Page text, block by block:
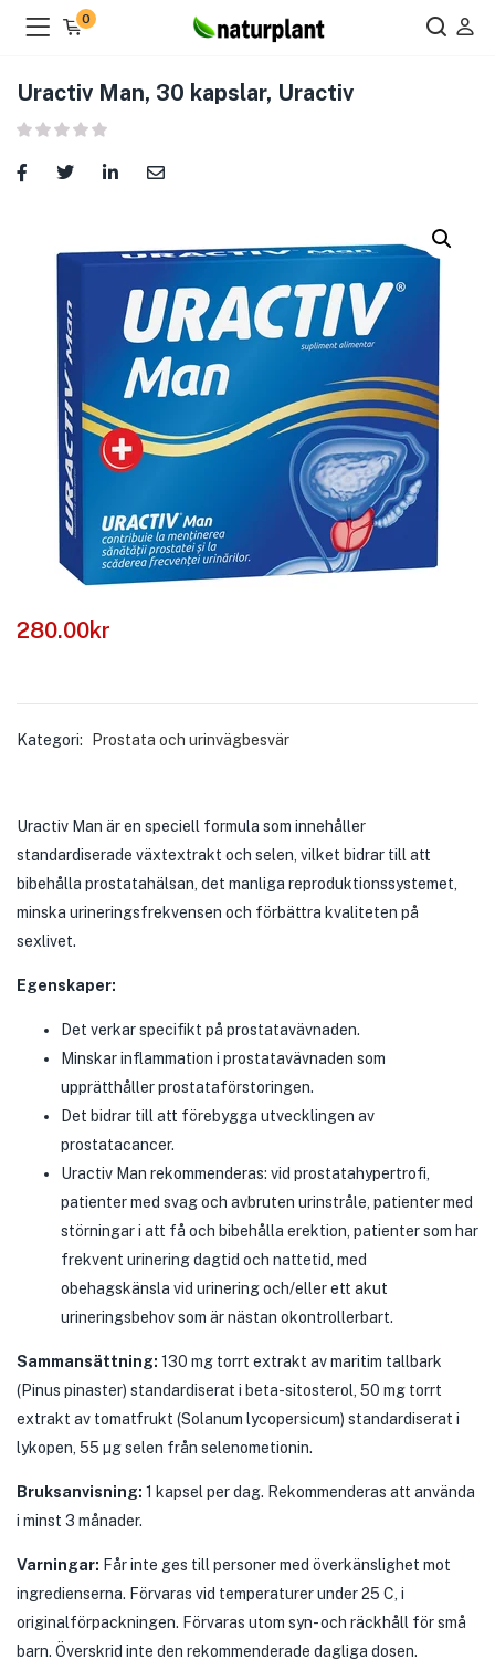
)
0
Uractiv Man, 30 kapslar, Uractiv
280.00kr
Kategori: Prostata och urinvägbesvär
Uractiv Man är en speciell formula som innehåller
standardiserade växtextrakt och selen, vilket bidrar till att
bibehålla prostatahälsan, det manliga reproduktionssystemet,
minska urineringsfrekvensen och förbättra kvaliteten på
sexlivet.
Egenskaper:
Det verkar specifikt på prostatavävnaden.
Minskar inflammation i prostatavävnaden som
upprätthåller prostataförstoringen.
Det bidrar till att förebygga utvecklingen av
prostatacancer.
Uractiv Man rekommenderas: vid prostatahypertrofi,
patienter med svag och avbruten urinstråle, patienter med
störningar i att få och bibehålla erektion, patienter som har
frekvent urinering dagtid och nattetid, med
obehagskänsla vid urinering och/eller ett akut
urineringsbehov som är nästan okontrollerbart.
Sammansättning: 130 mg torrt extrakt av maritim tallbark
(Pinus pinaster) standardiserat i beta-sitosterol, 50 mg torrt
extrakt av tomatfrukt (Solanum lycopersicum) standardiserat i
lykopen, 55 µg selen från selenometionin.
Bruksanvisning: 1 kapsel per dag. Rekommenderas att använda
i minst 3 månader.
Varningar: Får inte ges till personer med överkänslighet mot
ingredienserna. Förvaras vid temperaturer under 25 C, i
originalförpackningen. Förvaras utom syn- och räckhåll för små
barn. Överskrid inte den rekommenderade dagliga dosen.